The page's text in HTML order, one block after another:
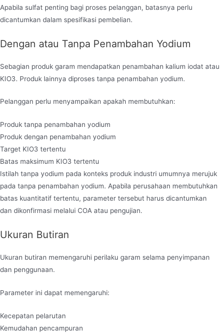
Apabila sulfat penting bagi proses pelanggan, batasnya perlu
dicantumkan dalam spesifikasi pembelian.
Dengan atau Tanpa Penambahan Yodium
Sebagian produk garam mendapatkan penambahan kalium iodat atau
KIO3. Produk lainnya diproses tanpa penambahan yodium.
Pelanggan perlu menyampaikan apakah membutuhkan:
Produk tanpa penambahan yodium
Produk dengan penambahan yodium
Target KIO3 tertentu
Batas maksimum KIO3 tertentu
Istilah tanpa yodium pada konteks produk industri umumnya merujuk
pada tanpa penambahan yodium. Apabila perusahaan membutuhkan
batas kuantitatif tertentu, parameter tersebut harus dicantumkan
dan dikonfirmasi melalui COA atau pengujian.
Ukuran Butiran
Ukuran butiran memengaruhi perilaku garam selama penyimpanan
dan penggunaan.
Parameter ini dapat memengaruhi:
Kecepatan pelarutan
Kemudahan pencampuran